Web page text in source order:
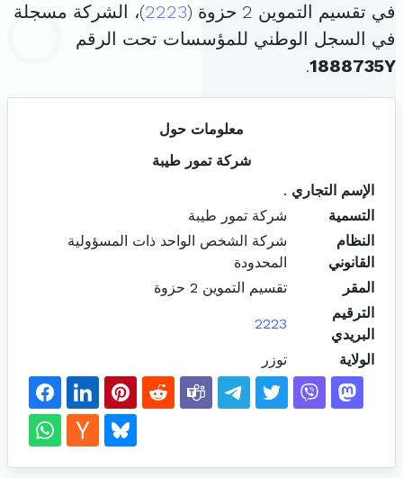
في تقسيم التموين 2 حزوة (
2223)، الشركة مسجلة
في السجل الوطني للمؤسسات تحت الرقم
1888735Y
.
معلومات حول
شركة تمور طيبة
الإسم التجاري .
التسمية
شركة تمور طيبة
النظام
القانوني
شركة الشخص الواحد ذات المسؤولية
المحدودة
المقر
تقسيم التموين 2 حزوة
الترقيم
البريدي
2223
الولاية توزر